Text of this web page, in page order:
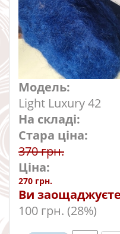
Модель:
Light Luxury 42
На складі:
Стара ціна:
370 грн.
Ціна:
270 грн.
Ви
100 грн. (28%)